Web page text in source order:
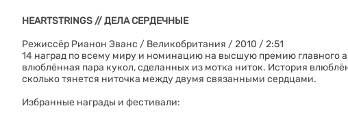
HEARTSTRINGS // ДЕЛА СЕРДЕЧНЫЕ
Режиссёр Рианон Эванс / Великобритания / 2010 / 2:51
14 наград по всему миру и номинацию на высшую премию главного
влюблённая пара кукол, сделанных из мотка ниток. История
сколько тянется ниточка между двумя связанными сердцами.
Избранные награды и фестивали: